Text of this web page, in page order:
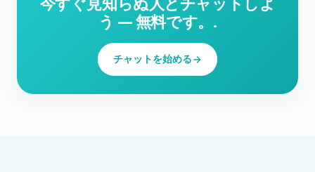
う ― 無料です。.
チャットを始める